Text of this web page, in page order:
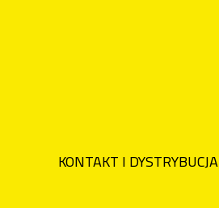
KONTAKT I DYSTRYBUCJA